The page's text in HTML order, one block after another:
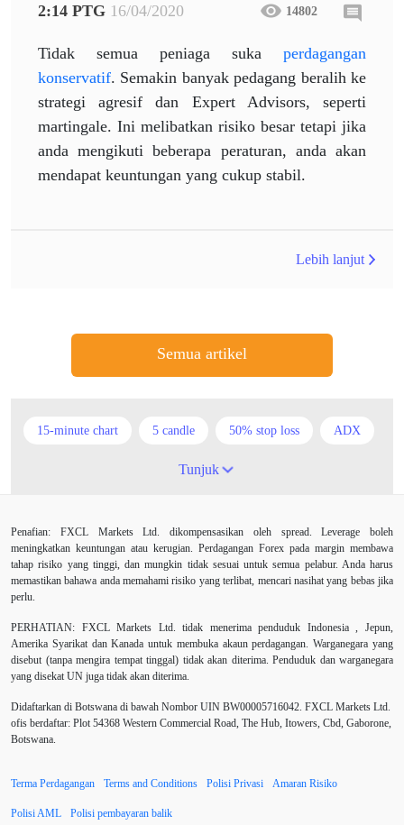
2:14 PTG 16/04/2020 14802
Tidak semua peniaga suka perdagangan
konservatif. Semakin banyak pedagang beralih ke
strategi agresif dan Expert Advisors, seperti
martingale. Ini melibatkan risiko besar tetapi jika
anda mengikuti beberapa peraturan, anda akan
mendapat keuntungan yang cukup stabil.
Lebih lanjut
Semua artikel
15-minute chart 5 candle 50% stop loss ADX
Akaun cent
Analisis teknikal Android Arah menaik
Asian session Australia Average True Range
Berhenti Kerugian Berhenti Rugi Berita Forex
Buy Limit Buy Stop CAD CHF
Tunjuk
Penafian: FXCL Markets Ltd. dikompensasikan oleh spread. Leverage boleh
meningkatkan keuntungan atau kerugian. Perdagangan Forex pada margin membawa
tahap risiko yang tinggi, dan mungkin tidak sesuai untuk semua pelabur. Anda harus
memastikan bahawa anda memahami risiko yang terlibat, mencari nasihat yang bebas jika
perlu.
PERHATIAN: FXCL Markets Ltd. tidak menerima penduduk Indonesia , Jepun,
Amerika Syarikat dan Kanada untuk membuka akaun perdagangan. Warganegara yang
disebut (tanpa mengira tempat tinggal) tidak akan diterima. Penduduk dan warganegara
yang disekat UN juga tidak akan diterima.
Didaftarkan di Botswana di bawah Nombor UIN BW00005716042. FXCL Markets Ltd.
ofis berdaftar: Plot 54368 Western Commercial Road, The Hub, Itowers, Cbd, Gaborone,
Botswana.
Terma Perdagangan Terms and Conditions Polisi Privasi Amaran Risiko
Polisi AML Polisi pembayaran balik